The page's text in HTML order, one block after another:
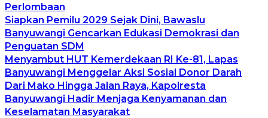
Perlombaan
Siapkan Pemilu 2029 Sejak Dini, Bawaslu
Banyuwangi Gencarkan Edukasi Demokrasi dan
Penguatan SDM
Menyambut HUT Kemerdekaan RI Ke-81, Lapas
Banyuwangi Menggelar Aksi Sosial Donor Darah
Dari Mako Hingga Jalan Raya, Kapolresta
Banyuwangi Hadir Menjaga Kenyamanan dan
Keselamatan Masyarakat